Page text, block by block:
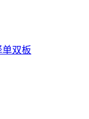
单双板